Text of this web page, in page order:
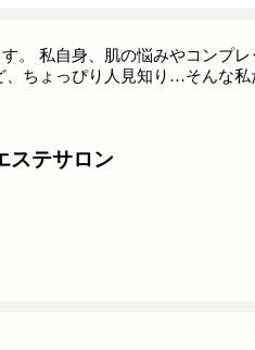
ステサロン
。 私自身、肌の悩みやコンプ
ちょっぴり人見知り…そんな私